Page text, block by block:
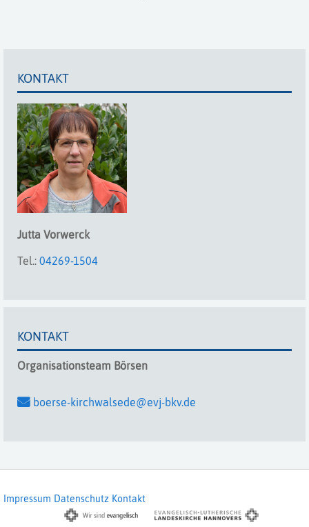
KONTAKT
Jutta Vorwerck
Tel.: 04269-1504
KONTAKT
Organisationsteam Börsen
boerse-kirchwalsede@evj-bkv.de
Impressum Datenschutz Kontakt